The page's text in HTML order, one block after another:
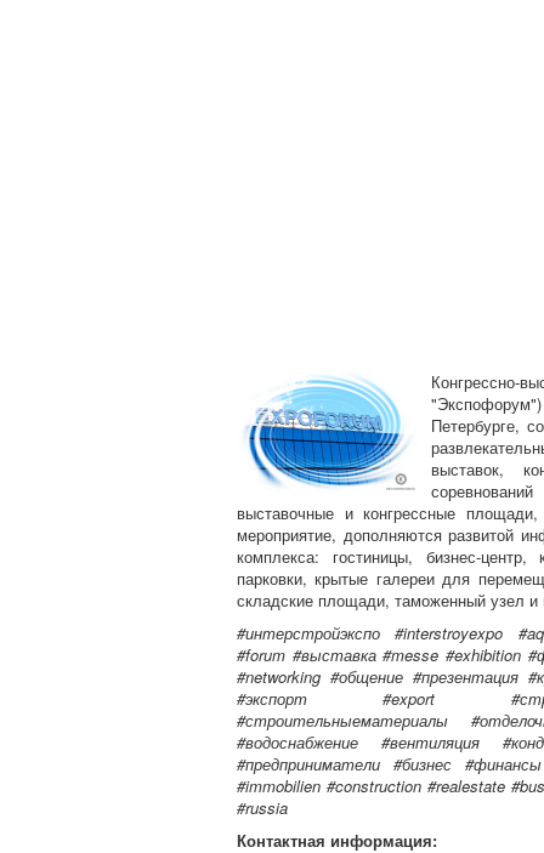
Петербурге,
выставок,
выставочные и конгрессные
мероприятие, дополняются развитой
комплекса: гостиницы, бизнес-
парковки, крытые галереи для
складские площади, таможенный узел и
#интерстройэкспо #interstroyexpo
#forum #выставка #messe #exhibition
#networking #общение #презентация
#экспорт #export
#строительныематериалы
#водоснабжение #вентиляция
#предприниматели #бизнес
#immobilien #construction #realestate
#russia
Контактная информация: